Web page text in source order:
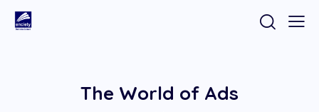
The World of Ads